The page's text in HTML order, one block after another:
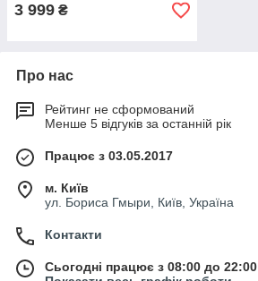
3 999 ₴
Про нас
Рейтинг не сформований
Менше 5 відгуків за останній рік
Працює з 03.05.2017
м. Київ
ул. Бориса Гмыри, Київ, Україна
Контакти
Сьогодні працює з 08:00 до 22:00